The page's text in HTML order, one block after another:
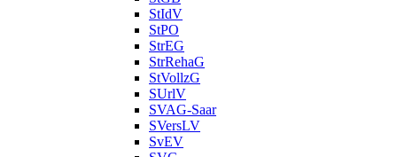
StIdV
StPO
StrEG
StrRehaG
StVollzG
SUrlV
SVAG-Saar
SVersLV
SvEV